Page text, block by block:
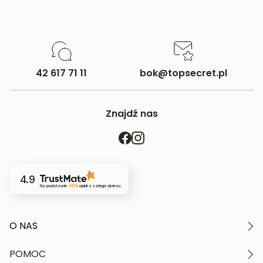
42 617 71 11 bok@topsecret.pl
Znajdź nas
4.9
Na podstawie 4174opinii z całego okresu
O NAS
Nasze wartości
POMOC